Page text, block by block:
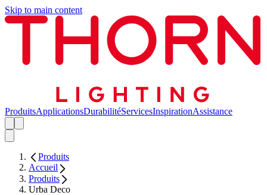
Skip to main content
ProduitsApplicationsDurabilitéServicesInspirationAssistance
Produits
Accueil
Produits
Urba Deco